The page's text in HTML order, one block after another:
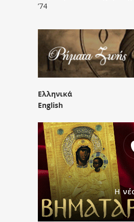
’74
Ελληνικά
English